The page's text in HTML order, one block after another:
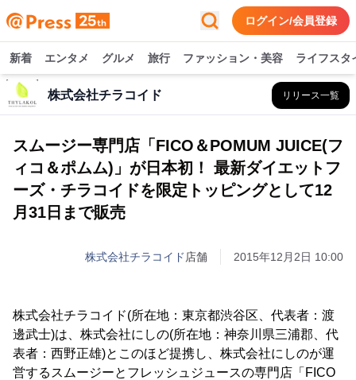
ログイン/会員登録
新着 エンタメ グルメ 旅行 ファッション・美容 ライフスタ
株式会社チラコイド リリース一覧
スムージー専門店「FICO＆POMUM JUICE(フ
ィコ＆ポムム)」が日本初！ 最新ダイエットフ
ーズ・チラコイドを限定トッピングとして12
月31日まで販売
株式会社チラコイド 店舗 2015年12月2日 10:00
株式会社チラコイド(所在地：東京都渋谷区、代表者：渡
邊武士)は、株式会社にしの(所在地：神奈川県三浦郡、代
表者：西野正雄)とこのほど提携し、株式会社にしのが運
営するスムージーとフレッシュジュースの専門店「FICO